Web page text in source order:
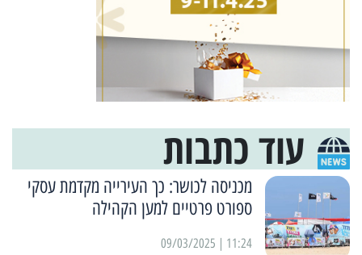
עוד כתבות
מכניסה לכושר: כך העירייה מקדמת עסקי
ספורט פרטיים למען הקהילה
11:24 | 09/03/2025